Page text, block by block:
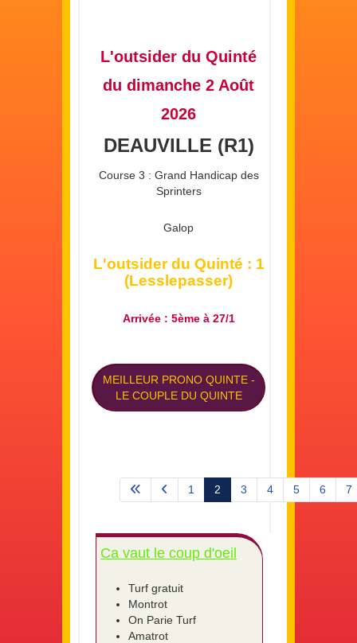
L'outsider du Quinté
du dimanche 2 Août
2026
DEAUVILLE (R1)
Course 3 : Grand Handicap des
Sprinters
Galop
L'outsider du Quinté : 1
(Lesslepasser)
Arrivée : 5ème à 27/1
MEILLEUR PRONO QUINTE-
LE COUPLE DU QUINTE
Page 2 sur 575
1 2 3 4 5 6 7
Ca vaut le coup d'oeil
Turf gratuit
Montrot
On Parie Turf
Amatrot